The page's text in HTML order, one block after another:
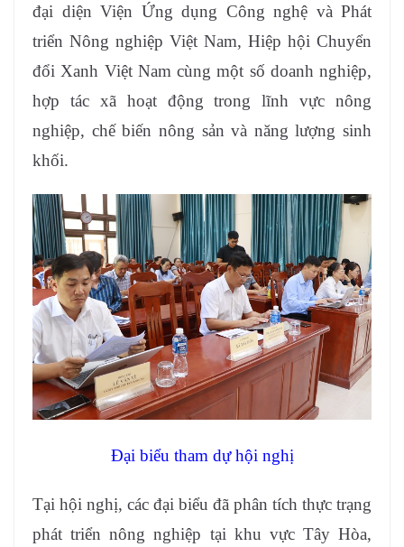
đại diện Viện Ứng dụng Công nghệ và Phát
triển Nông nghiệp Việt Nam, Hiệp hội Chuyển
đổi Xanh Việt Nam cùng một số doanh nghiệp,
hợp tác xã hoạt động trong lĩnh vực nông
nghiệp, chế biến nông sản và năng lượng sinh
khối.
Đại biểu tham dự hội nghị
Tại hội nghị, các đại biểu đã phân tích thực trạng
phát triển nông nghiệp tại khu vực Tây Hòa,